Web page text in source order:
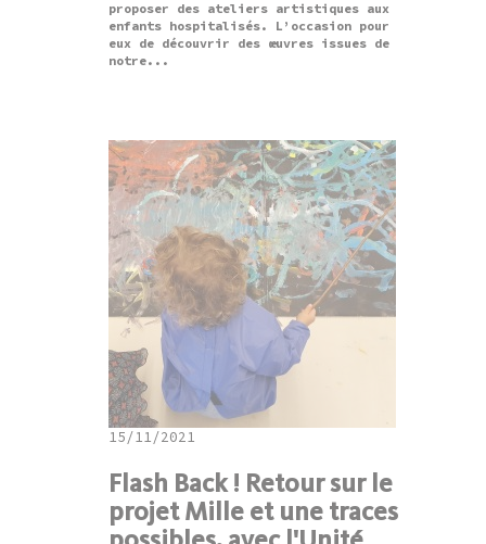
proposer des ateliers artistiques aux
enfants hospitalisés. L’occasion pour
eux de découvrir des œuvres issues de
notre...
15/11/2021
Flash Back ! Retour sur le
projet Mille et une traces